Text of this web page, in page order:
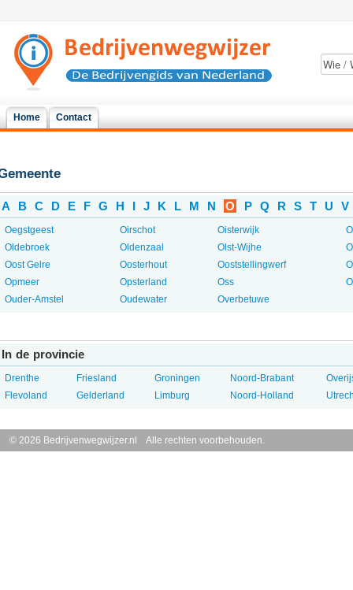
Home Contact
A B C D E F G H I J K L M N O P Q R S T U V
Oegstgeest
Oldebroek
Oost Gelre
Opmeer
Ouder-Amstel
Oirschot
Oldenzaal
Oosterhout
Opsterland
Oudewater
Oisterwijk
Olst-Wijhe
Ooststellingwerf
Oss
Overbetuwe
In de provincie
Drenthe
Flevoland
Friesland
Gelderland
Groningen
Limburg
Noord-Brabant
Noord-Holland
© 2026 Bedrijvenwegwijzer.nl Alle rechten voorbehouden.